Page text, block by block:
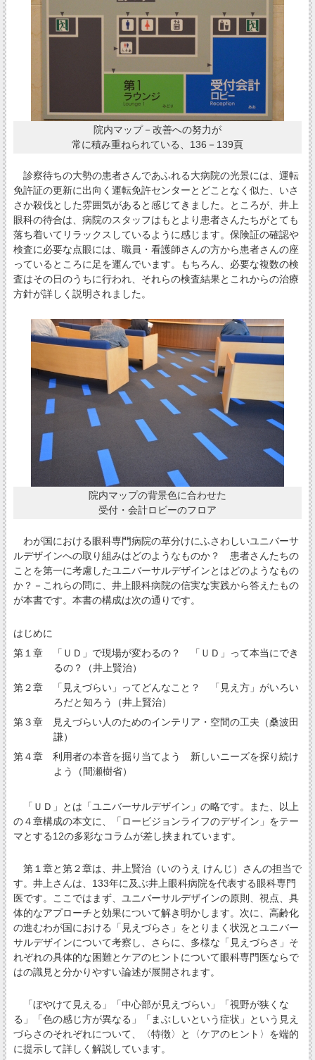
院内マップ－改善への努力が
常に積み重ねられている、136－139頁
診察待ちの大勢の患者さんであふれる大病院の光景には、運転
免許証の更新に出向く運転免許センターとどことなく似た、いさ
さか殺伐とした雰囲気があると感じてきました。ところが、井上
眼科の待合は、病院のスタッフはもとより患者さんたちがとても
落ち着いてリラックスしているように感じます。保険証の確認や
検査に必要な点眼には、職員・看護師さんの方から患者さんの座
っているところに足を運んでいます。もちろん、必要な複数の検
査はその日のうちに行われ、それらの検査結果とこれからの治療
方針が詳しく説明されました。
院内マップの背景色に合わせた
受付・会計ロビーのフロア
わが国における眼科専門病院の草分けにふさわしいユニバーサ
ルデザインへの取り組みはどのようなものか？ 患者さんたちの
ことを第一に考慮したユニバーサルデザインとはどのようなもの
か？－これらの問に、井上眼科病院の信実な実践から答えたもの
が本書です。本書の構成は次の通りです。
はじめに
第１章 「ＵＤ」で現場が変わるの？ 「ＵＤ」って本当にでき
るの？（井上賢治）
第２章 「見えづらい」ってどんなこと？ 「見え方」がいろい
ろだと知ろう（井上賢治）
第３章 見えづらい人のためのインテリア・空間の工夫（桑波田
謙）
第４章 利用者の本音を掘り当てよう 新しいニーズを探り続け
よう（間瀬樹省）
「ＵＤ」とは「ユニバーサルデザイン」の略です。また、以上
の４章構成の本文に、「ロービジョンライフのデザイン」をテー
マとする12の多彩なコラムが差し挟まれています。
第１章と第２章は、井上賢治（いのうえ けんじ）さんの担当で
す。井上さんは、133年に及ぶ井上眼科病院を代表する眼科専門
医です。ここではまず、ユニバーサルデザインの原則、視点、具
体的なアプローチと効果について解き明かします。次に、高齢化
の進むわが国における「見えづらさ」をとりまく状況とユニバー
サルデザインについて考察し、さらに、多様な「見えづらさ」そ
れぞれの具体的な困難とケアのヒントについて眼科専門医ならで
はの識見と分かりやすい論述が展開されます。
「ぼやけて見える」「中心部が見えづらい」「視野が狭くな
る」「色の感じ方が異なる」「まぶしいという症状」という見え
づらさのそれぞれについて、〈特徴〉と〈ケアのヒント〉を端的
に提示して詳しく解説しています。